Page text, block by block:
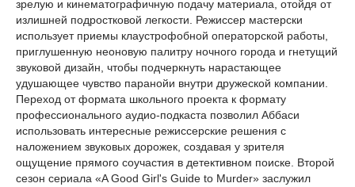
зрелую и кинематографичную подачу материала, отойдя от
излишней подростковой легкости. Режиссер мастерски
использует приемы клаустрофобной операторской работы,
приглушенную неоновую палитру ночного города и гнетущий
звуковой дизайн, чтобы подчеркнуть нарастающее
удушающее чувство паранойи внутри дружеской компании.
Переход от формата школьного проекта к формату
профессионального аудио-подкаста позволил Аббаси
использовать интересные режиссерские решения с
наложением звуковых дорожек, создавая у зрителя
ощущение прямого соучастия в детективном поиске. Второй
сезон сериала «A Good Girl's Guide to Murder» заслужил